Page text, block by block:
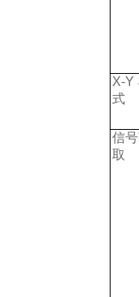
X-Y
式
信
取